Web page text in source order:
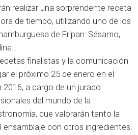
realizar una sorprendente receta
de tiempo, utilizando uno de los
de Fripan: Sésamo,
finalistas y la comunicación
el próximo 25 de enero en el
a cargo de un jurado
del mundo de la
que valorarán tanto la
ensamblaje con otros ingredientes.